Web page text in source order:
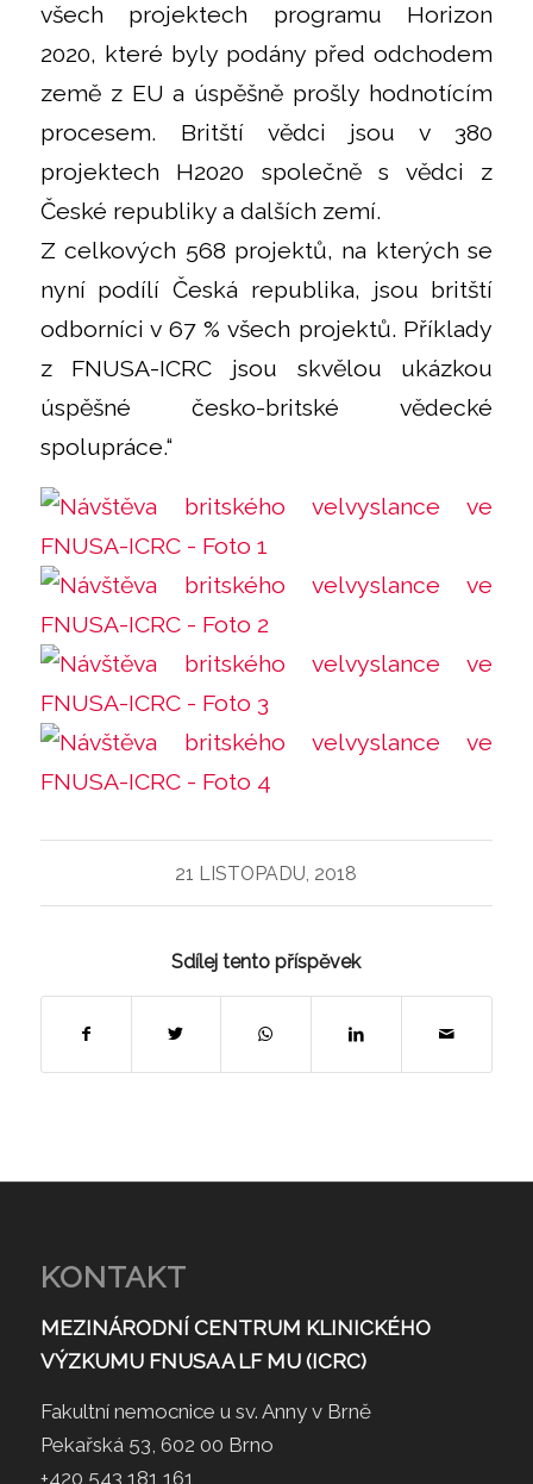
všech projektech programu Horizon
2020, které byly podány před odchodem
země z EU a úspěšně prošly hodnotícím
procesem. Britští vědci jsou v 380
projektech H2020 společně s vědci z
České republiky a dalších zemí.
Z celkových 568 projektů, na kterých se
nyní podílí Česká republika, jsou britští
odborníci v 67 % všech projektů. Příklady
z FNUSA-ICRC jsou skvělou ukázkou
úspěšné česko-britské vědecké
spolupráce.“
21 LISTOPADU, 2018
Sdílej tento příspěvek
KONTAKT
MEZINÁRODNÍ CENTRUM KLINICKÉHO
VÝZKUMU FNUSA A LF MU (ICRC)
Fakultní nemocnice u sv. Anny v Brně
Pekařská 53, 602 00 Brno
+420 543 181 161